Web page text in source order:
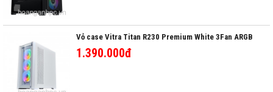
Vỏ case Vitra Titan R230 Premium White 3Fan ARGB
1.390.000đ